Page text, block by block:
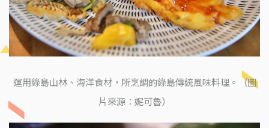
運用綠島山林、海洋食材，所烹調的綠島傳統風味料理。（圖
片來源：妮可魯）